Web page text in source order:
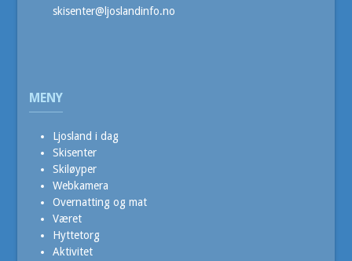
skisenter@ljoslandinfo.no
MENY
Ljosland i dag
Skisenter
Skiløyper
Webkamera
Overnatting og mat
Været
Hyttetorg
Aktivitet